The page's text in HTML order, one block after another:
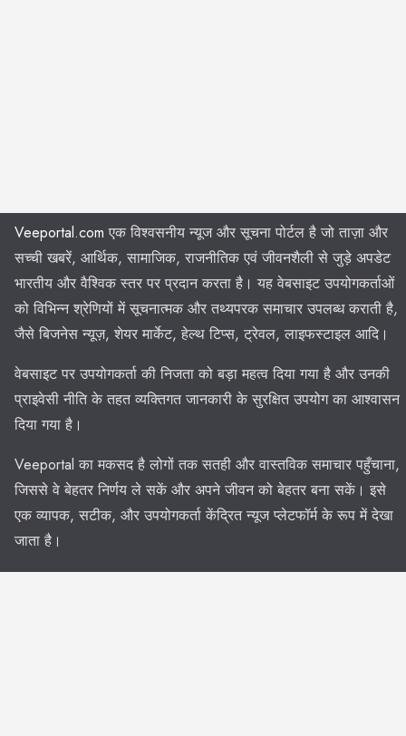
Veeportal.com एक विश्वसनीय न्यूज और सूचना पोर्टल है जो ताज़ा और
सच्ची खबरें, आर्थिक, सामाजिक, राजनीतिक एवं जीवनशैली से जुड़े अपडेट
भारतीय और वैश्विक स्तर पर प्रदान करता है। यह वेबसाइट उपयोगकर्ताओं
को विभिन्न श्रेणियों में सूचनात्मक और तथ्यपरक समाचार उपलब्ध कराती है,
जैसे बिजनेस न्यूज़, शेयर मार्केट, हेल्थ टिप्स, ट्रेवल, लाइफस्टाइल आदि।
वेबसाइट पर उपयोगकर्ता की निजता को बड़ा महत्व दिया गया है और उनकी
प्राइवेसी नीति के तहत व्यक्तिगत जानकारी के सुरक्षित उपयोग का आश्वासन
दिया गया है।
Veeportal का मकसद है लोगों तक सतही और वास्तविक समाचार पहुँचाना,
जिससे वे बेहतर निर्णय ले सकें और अपने जीवन को बेहतर बना सकें। इसे
एक व्यापक, सटीक, और उपयोगकर्ता केंद्रित न्यूज प्लेटफॉर्म के रूप में देखा
जाता है।